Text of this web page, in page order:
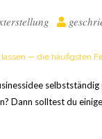
Dann solltest du